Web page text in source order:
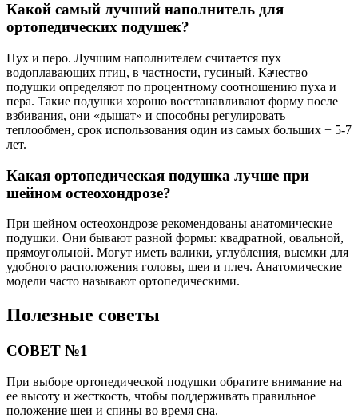
Какой самый лучший наполнитель для
ортопедических подушек?
Пух и перо. Лучшим наполнителем считается пух
водоплавающих птиц, в частности, гусиный. Качество
подушки определяют по процентному соотношению пуха и
пера. Такие подушки хорошо восстанавливают форму после
взбивания, они «дышат» и способны регулировать
теплообмен, срок использования один из самых больших − 5-7
лет.
Какая ортопедическая подушка лучше при
шейном остеохондрозе?
При шейном остеохондрозе рекомендованы анатомические
подушки. Они бывают разной формы: квадратной, овальной,
прямоугольной. Могут иметь валики, углубления, выемки для
удобного расположения головы, шеи и плеч. Анатомические
модели часто называют ортопедическими.
Полезные советы
СОВЕТ №1
При выборе ортопедической подушки обратите внимание на
ее высоту и жесткость, чтобы поддерживать правильное
положение шеи и спины во время сна.